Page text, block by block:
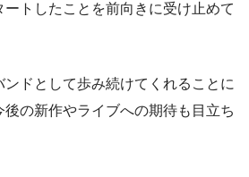
トしたことを前向きに受け止めて
ンドとして歩み続けてくれることに
の新作やライブへの期待も目立ち